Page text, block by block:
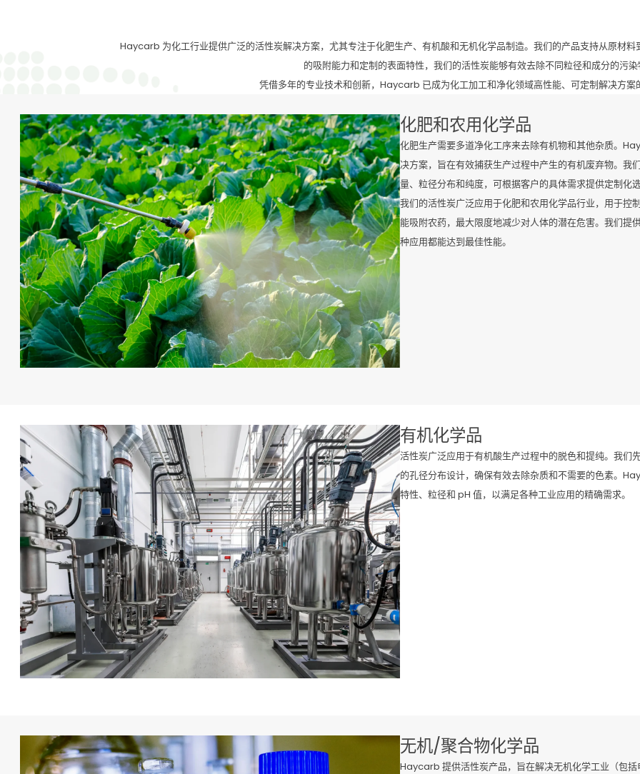
Haycarb 为化工行业提供广泛的活性炭解决方案，尤其专注于化肥生产、有机酸和无机化学品制造。我们的产品支持从原材
的吸附能力和定制的表面特性，我们的活性炭能够有效去除不同粒径和成分的污
凭借多年的专业技术和创新，Haycarb 已成为化工加工和净化领域高性能、可定制解决方案
化肥和农用化学品
化肥生产需要多道净化工序来去除有机物和其他杂质。
决方案，旨在有效捕获生产过程中产生的有机废弃物。我
量、粒径分布和纯度，可根据客户的具体需求提供定制化
我们的活性炭广泛应用于化肥和农用化学品行业，用于控
能吸附农药，最大限度地减少对人体的潜在危害。我们提
种应用都能达到最佳性能。
有机化学品
活性炭广泛应用于有机酸生产过程中的脱色和提纯。我们
的孔径分布设计，确保有效去除杂质和不需要的色素。
特性、粒径和 pH 值，以满足各种工业应用的精确需求。
无机/聚合物化学品
Haycarb 提供活性炭产品，旨在解决无机化学工业（包